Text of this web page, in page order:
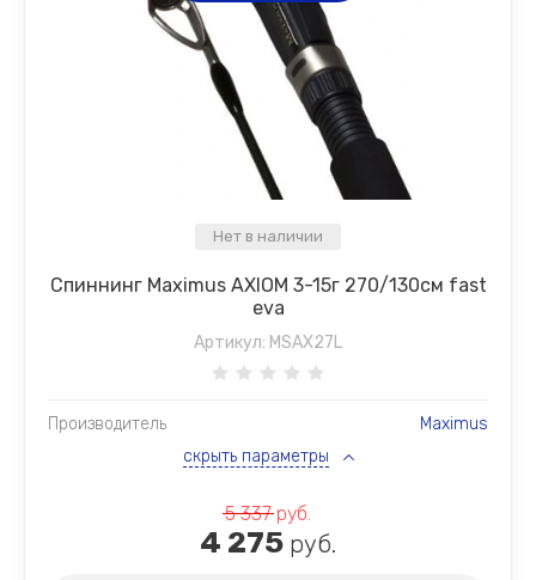
Нет в наличии
Спиннинг Maximus AXIOM 3-15г 270/130см fast
eva
Артикул: MSAX27L
Производитель
Maximus
скрыть параметры
5 337руб.
4 275 руб.